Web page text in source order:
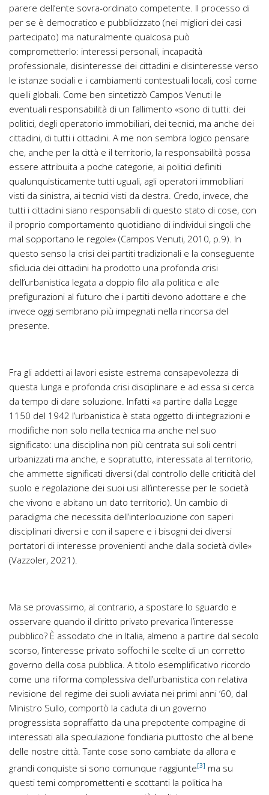
parere dell’ente sovra-ordinato competente. Il processo di
per se è democratico e pubblicizzato (nei migliori dei casi
partecipato) ma naturalmente qualcosa può
comprometterlo: interessi personali, incapacità
professionale, disinteresse dei cittadini e disinteresse verso
le istanze sociali e i cambiamenti contestuali locali, così come
quelli globali. Come ben sintetizzò Campos Venuti le
eventuali responsabilità di un fallimento «sono di tutti: dei
politici, degli operatorio immobiliari, dei tecnici, ma anche dei
cittadini, di tutti i cittadini. A me non sembra logico pensare
che, anche per la città e il territorio, la responsabilità possa
essere attribuita a poche categorie, ai politici definiti
qualunquisticamente tutti uguali, agli operatori immobiliari
visti da sinistra, ai tecnici visti da destra. Credo, invece, che
tutti i cittadini siano responsabili di questo stato di cose, con
il proprio comportamento quotidiano di individui singoli che
mal sopportano le regole» (Campos Venuti, 2010, p.9). In
questo senso la crisi dei partiti tradizionali e la conseguente
sfiducia dei cittadini ha prodotto una profonda crisi
dell’urbanistica legata a doppio filo alla politica e alle
prefigurazioni al futuro che i partiti devono adottare e che
invece oggi sembrano più impegnati nella rincorsa del
presente.
Fra gli addetti ai lavori esiste estrema consapevolezza di
questa lunga e profonda crisi disciplinare e ad essa si cerca
da tempo di dare soluzione. Infatti «a partire dalla Legge
1150 del 1942 l’urbanistica è stata oggetto di integrazioni e
modifiche non solo nella tecnica ma anche nel suo
significato: una disciplina non più centrata sui soli centri
urbanizzati ma anche, e sopratutto, interessata al territorio,
che ammette significati diversi (dal controllo delle criticità del
suolo e regolazione dei suoi usi all’interesse per le società
che vivono e abitano un dato territorio). Un cambio di
paradigma che necessita dell’interlocuzione con saperi
disciplinari diversi e con il sapere e i bisogni dei diversi
portatori di interesse provenienti anche dalla società civile»
(Vazzoler, 2021).
Ma se provassimo, al contrario, a spostare lo sguardo e
osservare quando il diritto privato prevarica l’interesse
pubblico? È assodato che in Italia, almeno a partire dal secolo
scorso, l’interesse privato soffochi le scelte di un corretto
governo della cosa pubblica. A titolo esemplificativo ricordo
come una riforma complessiva dell’urbanistica con relativa
revisione del regime dei suoli avviata nei primi anni ‘60, dal
Ministro Sullo, comportò la caduta di un governo
progressista sopraffatto da una prepotente compagine di
interessati alla speculazione fondiaria piuttosto che al bene
delle nostre città. Tante cose sono cambiate da allora e
grandi conquiste si sono comunque raggiunte[3] ma su
questi temi compromettenti e scottanti la politica ha